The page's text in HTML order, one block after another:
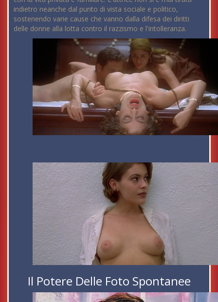
indietro neanche dal punto di vista sociale e politico,
sostenendo varie cause che vanno dalla difesa dei diritti
delle donne alla lotta contro il razzismo e l'intolleranza.
Il Potere Delle Foto Spontanee